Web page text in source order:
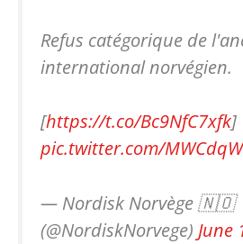
Refus catégorique de
international norvégien.
[https://t.co/Bc9NfC7xfk]
pic.twitter.com/
— Nordisk Norvège 🇳🇴
(@NordiskNorvege) June